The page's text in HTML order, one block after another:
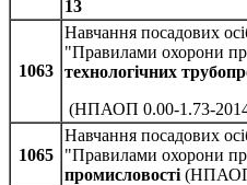
13
1063
Навчання посадових
"Правилами охорони
технологічних
(НПАОП 0.00-1.73-
1065
Навчання посадових
"Правилами охорони
промисловості (НПАОП